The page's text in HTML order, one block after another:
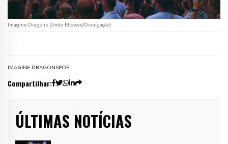
Imagine Dragons (Andy Elloway/Divulgação)
IMAGINE DRAGONSPOP
Compartilhar:
ÚLTIMAS NOTÍCIAS